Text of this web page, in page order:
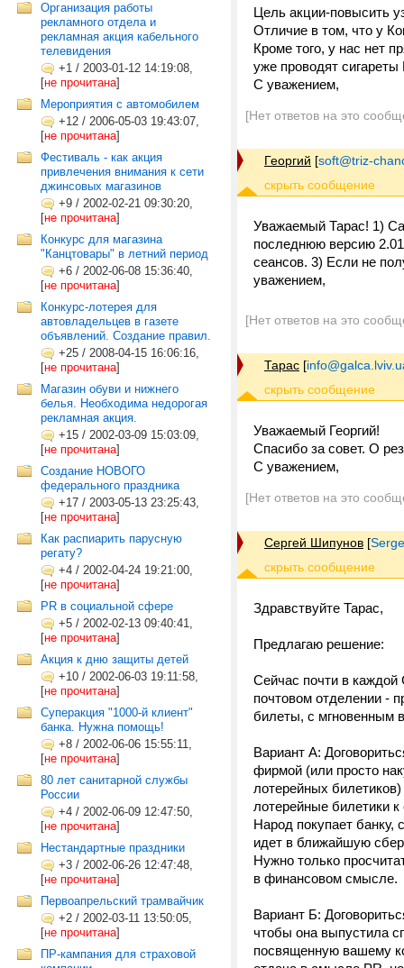
Организация работы
рекламного отдела и
рекламная акция кабельного
телевидения
+1 / 2003-01-12 14:19:08,
[не прочитана]
Мероприятия с автомобилем
+12 / 2006-05-03 19:43:07,
[не прочитана]
Фестиваль - как акция
привлечения внимания к сети
джинсовых магазинов
+9 / 2002-02-21 09:30:20,
[не прочитана]
Конкурс для магазина
"Канцтовары" в летний период
+6 / 2002-06-08 15:36:40,
[не прочитана]
Конкурс-лотерея для
автовладельцев в газете
объявлений. Создание правил.
+25 / 2008-04-15 16:06:16,
[не прочитана]
Магазин обуви и нижнего
белья. Необходима недорогая
рекламная акция.
+15 / 2002-03-09 15:03:09,
[не прочитана]
Создание НОВОГО
федерального праздника
+17 / 2003-05-13 23:25:43,
[не прочитана]
Как распиарить парусную
регату?
+4 / 2002-04-24 19:21:00,
[не прочитана]
PR в социальной сфере
+5 / 2002-02-13 09:40:41,
[не прочитана]
Акция к дню защиты детей
+10 / 2002-06-03 19:11:58,
[не прочитана]
Cуперакция "1000-й клиент"
банка. Нужна помощь!
+8 / 2002-06-06 15:55:11,
[не прочитана]
80 лет санитарной службы
России
+4 / 2002-06-09 12:47:50,
[не прочитана]
Нестандартные праздники
+3 / 2002-06-26 12:47:48,
[не прочитана]
Первоапрельский трамвайчик
+2 / 2002-03-11 13:50:05,
[не прочитана]
ПР-кампания для страховой
Цель акции-повысить
Отличие в том, что у
Кроме того, у нас нет
уже проводят
С уважением,
[Нет ответов на это
Георгий [soft@triz-
Уважаемый Тарас! 1)
последнюю версию
сеансов. 3) Если не
уважением,
[Нет ответов на это
Тарас [
Уважаемый Георгий!
Спасибо за совет. О
С уважением,
[Нет ответов на это
Сергей Шипунов [
Здравствуйте Тарас,
Предлагаю решение:
Сейчас почти в
почтовом отделении -
билеты, с мгновенным
Вариант А:
фирмой (или просто
лотерейных
лотерейные билетики
Народ покупает банку,
идет в ближайшую
Нужно только
в финансовом смысле.
Вариант Б:
чтобы она выпустила
посвященную вашему